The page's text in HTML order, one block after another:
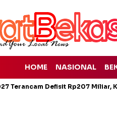
HOME NASIONAL
Terancam Defisit Rp207 Miliar,